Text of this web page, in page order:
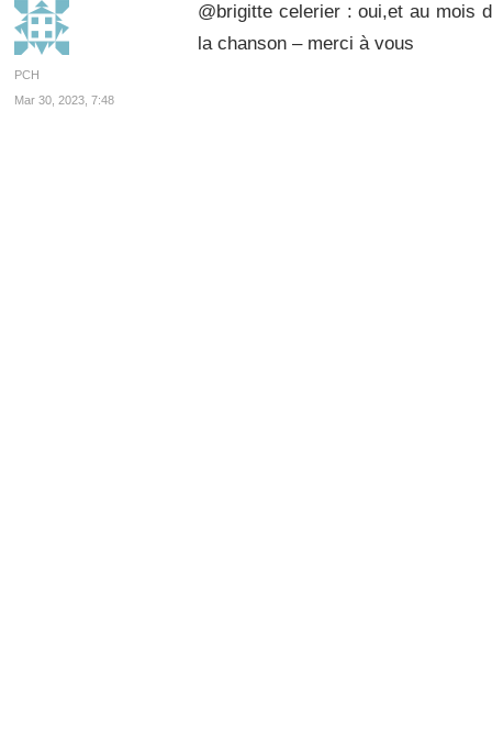
PCH
Mar 30, 2023, 7:48
@brigitte celerier : oui,et au mois
la chanson – merci à vous